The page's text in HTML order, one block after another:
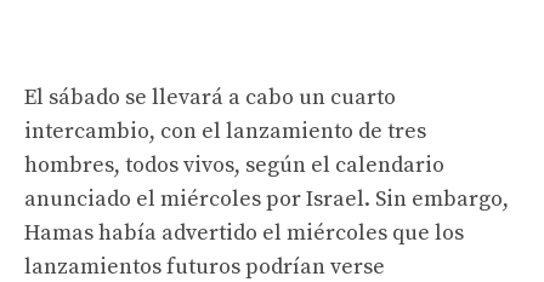
El sábado se llevará a cabo un cuarto
intercambio, con el lanzamiento de tres
hombres, todos vivos, según el calendario
anunciado el miércoles por Israel. Sin embargo,
Hamas había advertido el miércoles que los
lanzamientos futuros podrían verse